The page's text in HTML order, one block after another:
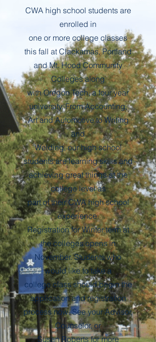
CWA high school students are
enrolled in
one or more college classes
this fall at Clackamas, Portland
and Mt. Hood Community
Colleges along
with Oregon Tech, a four year
university. From Accounting,
Art and Automotive to Writing
and
Welding, our high school
students are learning skills and
achieving great things at the
college level as
part of their CWA high school
experience.
Registration for Winter term at
the colleges opens in
November. Students who
would like to take a
college class should begin the
application and registration
process now. See your Advisor,
Counselor, or
Susan Roberts for more